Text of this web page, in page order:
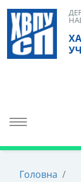
Skip
content
Toggle navigation
Головна /